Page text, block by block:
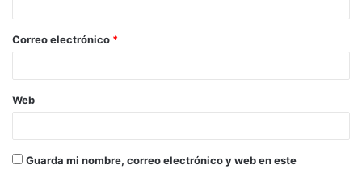
*
Correo electrónico *
Web
Guarda mi nombre, correo electrónico y web en este